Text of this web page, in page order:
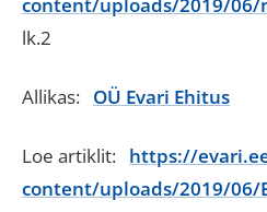
lk.2
Allikas: OÜ Evari Ehitus
Loe artiklit: https://
content/uploads/2019/06/